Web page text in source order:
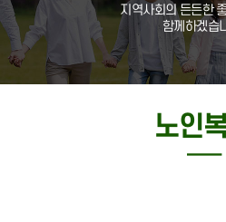
지역사회의 든든한
함께하겠습
노인
─